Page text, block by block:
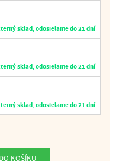
sklad, odosielame do 21 dní
sklad, odosielame do 21 dní
sklad, odosielame do 21 dní
KOŠÍKU